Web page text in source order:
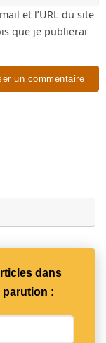
et l’URL du site
que je publierai
dans
parution :